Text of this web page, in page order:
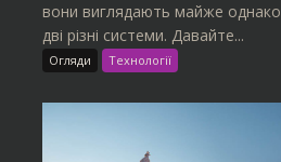
вони виглядають майже
дві різні системи. Давайте...
Огляди Технології